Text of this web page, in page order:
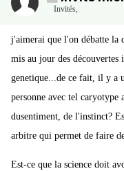
Invités,
j'aimerai que l'on débatte la
mis au jour des découvertes
genetique...de ce fait, il y a
personne avec tel
dusentiment, de l'instinct?
arbitre qui permet de faire
Est-ce que la science doit